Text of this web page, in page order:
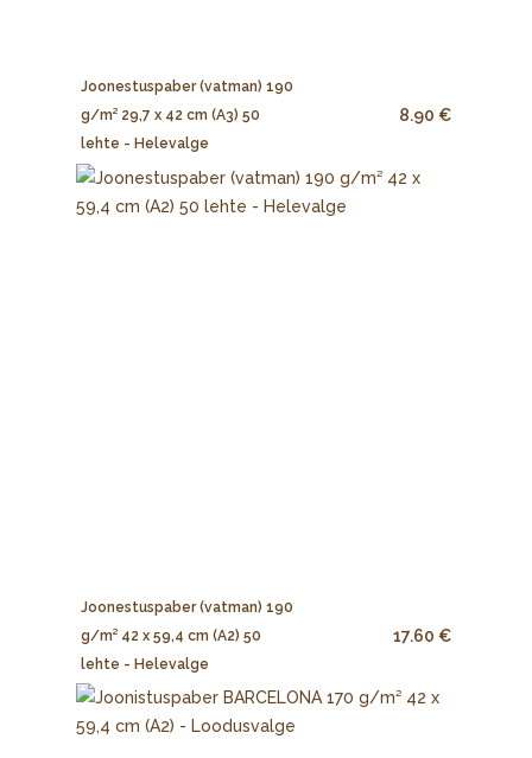
Joonestuspaber (vatman) 190
g/m² 29,7 x 42 cm (A3) 50
lehte - Helevalge
8.90 €
Joonestuspaber (vatman) 190
g/m² 42 x 59,4 cm (A2) 50
lehte - Helevalge
17.60 €